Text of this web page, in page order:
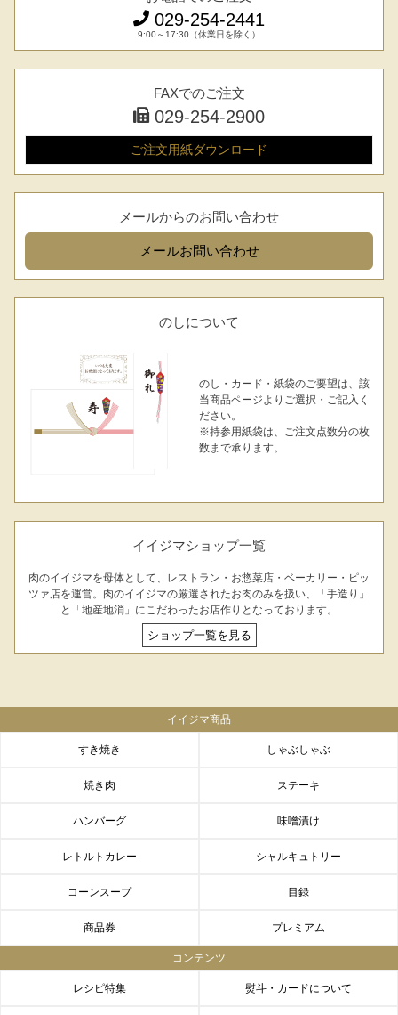
ト
出産内祝い 結婚内祝い 法事・香典返し
長寿祝い 高級肉ギフト 法人ギフト
LINEギフト ふるさと納税
029-254-2441
9:00～17:30（休業日を除く）
FAXでのご注文
029-254-2900
ご注文用紙ダウンロード
メールからのお問い合わせ
メールお問い合わせ
のしについて
のし・カード・紙袋のご要望は、該
当商品ページよりご選択・ご記入く
ださい。
※持参用紙袋は、ご注文点数分の枚
数まで承ります。
イイジマショップ一覧
肉のイイジマを母体として、レストラン・お惣菜店・ベーカリー・ピッ
ツァ店を運営。肉のイイジマの厳選されたお肉のみを扱い、「手造り」
と「地産地消」にこだわったお店作りとなっております。
ショップ一覧を見る
イイジマ商品
すき焼き しゃぶしゃぶ
焼き肉 ステーキ
ハンバーグ 味噌漬け
レトルトカレー シャルキュトリー
コーンスープ 目録
商品券 プレミアム
コンテンツ
レシピ特集 熨斗・カードについて